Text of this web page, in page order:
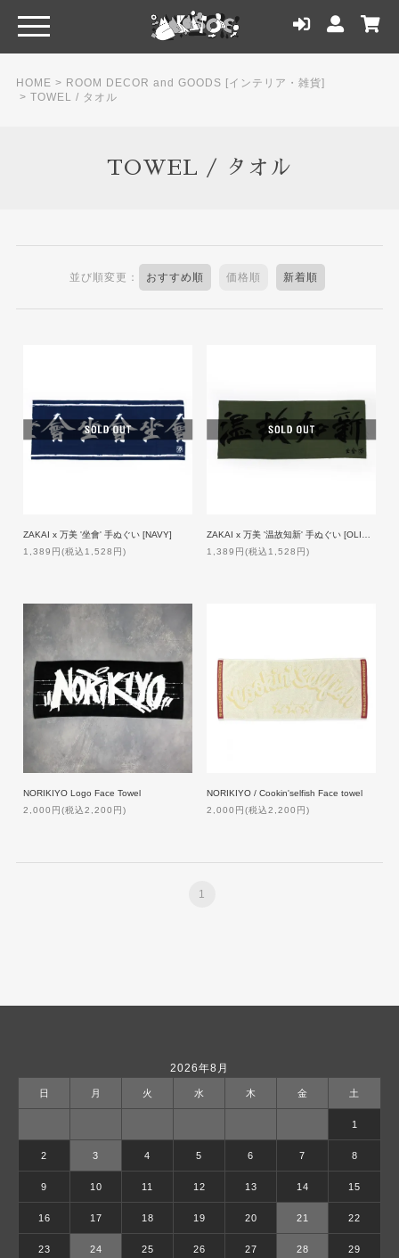
HOME > ROOM DECOR and GOODS [インテリア・雑貨]
> TOWEL / タオル
TOWEL / タオル
並び順変更： おすすめ順 価格順 新着順
ZAKAI x 万美 '坐會' 手ぬぐい [NAVY]
1,389円(税込1,528円)
1,389円(税込1,528円)
NORIKIYO Logo Face Towel
2,000円(税込2,200円)
NORIKIYO / Cookin'selfish Face towel
2,000円(税込2,200円)
1
2026年8月
日 月 火 水 木 金 土
1
2 3 4 5 6 7 8
9 10 11 12 13 14 15
16 17 18 19 20 21 22
23 24 25 26 27 28 29